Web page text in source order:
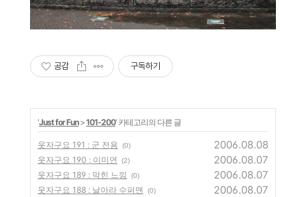
공감 구독하기
'Just for Fun>101-200' 카테고리의 다른 글
웃자구요 191 : 군 전용 (0) 2006.08.08
웃자구요 190 : 이미연 (2) 2006.08.07
웃자구요 189 : 막힌 느낌 (0) 2006.08.07
웃자구요 188 : 날아라 수퍼맨 (0) 2006.08.07